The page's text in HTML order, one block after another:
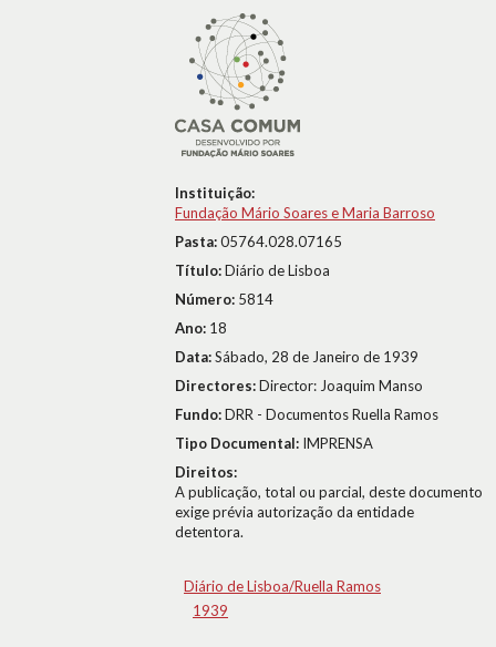
Instituição:
Fundação Mário Soares e Maria Barroso
Pasta:05764.028.07165
Título:Diário de Lisboa
Número: 5814
Ano: 18
Data:Sábado, 28 de Janeiro de 1939
Directores:Director: Joaquim Manso
Fundo:DRR - Documentos Ruella Ramos
Tipo Documental: IMPRENSA
Direitos:
A publicação, total ou parcial, deste documento
exige prévia autorização da entidade
detentora.
Diário de Lisboa/Ruella Ramos
1939